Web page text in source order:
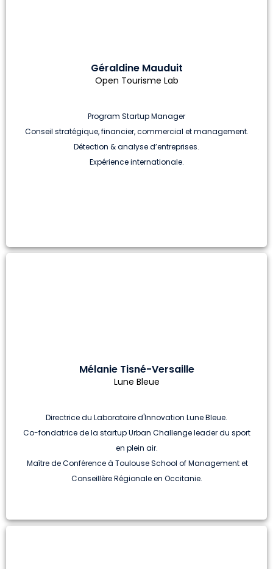
Géraldine Mauduit
Open Tourisme Lab
Program Startup Manager
Conseil stratégique, financier, commercial et management.
Détection & analyse d’entreprises.
Expérience internationale.
Mélanie Tisné-Versaille
Lune Bleue
Directrice du Laboratoire d'Innovation Lune Bleue.
Co-fondatrice de la startup Urban Challenge leader du sport
en plein air.
Maître de Conférence à Toulouse School of Management et
Conseillère Régionale en Occitanie.